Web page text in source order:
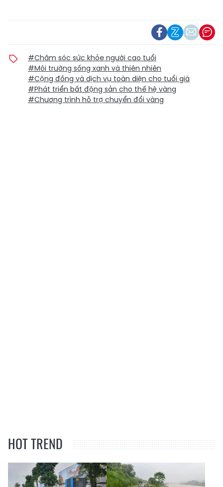
#Chăm sóc sức khỏe người cao tuổi
#Môi trường sống xanh và thiên nhiên
#Cộng đồng và dịch vụ toàn diện cho tuổi già
#Phát triển bất động sản cho thế hệ vàng
#Chương trình hỗ trợ chuyển đổi vàng
HOT TREND